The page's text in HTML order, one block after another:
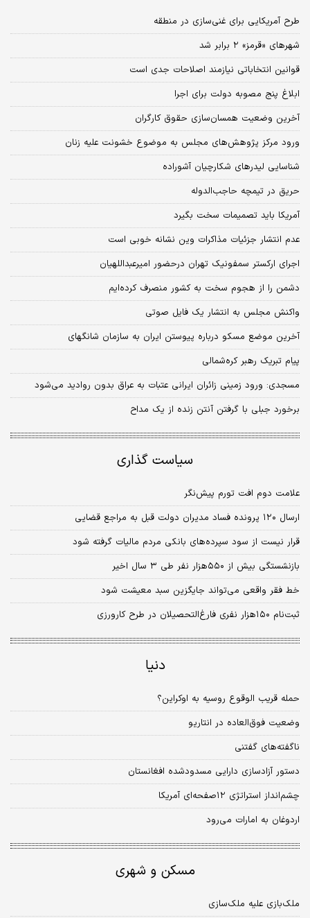
طرح آمریکایی برای غنی‌سازی در منطقه
شهرهای «قرمز» ۲ برابر شد
قوانین انتخاباتی نیازمند اصلاحات جدی است
ابلاغ پنج مصوبه دولت برای اجرا
آخرین وضعیت همسان‌سازی حقوق کارگران
ورود مرکز پژوهش‌های مجلس به موضوع خشونت علیه زنان
شناسایی لیدر‌های شکارچیان آشوراده
حریق در تیمچه حاجب‌الدوله
آمریکا باید تصمیمات سخت بگیرد
عدم انتشار جزئیات مذاکرات وین نشانه خوبی است
اجرای ارکستر سمفونیک تهران درحضور امیرعبداللهیان
دشمن را از هجوم سخت به کشور منصرف کرده‌‌ایم
واکنش مجلس به انتشار یک فایل صوتی
آخرین موضع مسکو درباره پیوستن ایران به سازمان شانگهای
پیام تبریک رهبر کره‌شمالی
مسجدی: ورود زمینی زائران ایرانی عتبات به عراق بدون روادید می‌شود
برخورد جبلی با گرفتن آنتن زنده از یک مداح
سیاست گذاری
علامت دوم افت تورم پیش‏‏‌نگر
ارسال ۱۲۰ پرونده فساد مدیران دولت قبل به مراجع قضایی
قرار نیست از سود سپرده‌های بانکی مردم مالیات گرفته شود
بازنشستگی بیش از ۵۵۰‌هزار نفر طی ۳ سال اخیر
خط فقر واقعی می‌تواند جایگزین سبد معیشت شود
ثبت‌نام ۱۵۰‌هزار نفری فارغ‌التحصیلان در طرح کارورزی
دنیا
حمله قریب الوقوع روسیه به اوکراین؟
وضعیت فوق‏‌العاده در انتاریو
ناگفته‌های گفتنی
دستور آزادسازی دارایی مسدودشده افغانستان
چشم‌انداز استراتژی ۱۲صفحه‌‌ای آمریکا
اردوغان به امارات می‌رود
مسکن و شهری
ملک‌بازی علیه ملک‌سازی